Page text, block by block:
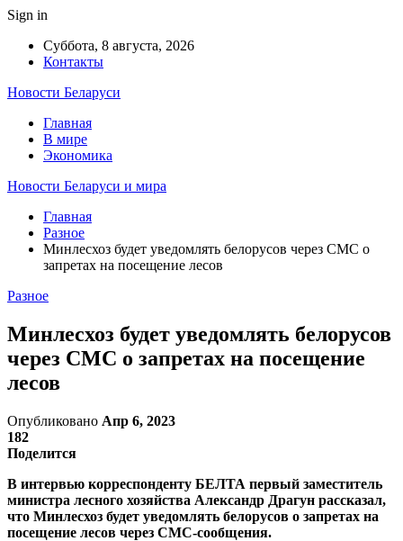
Sign in
Суббота, 8 августа, 2026
Контакты
Новости Беларуси
Главная
В мире
Экономика
Новости Беларуси и мира
Главная
Разное
Минлесхоз будет уведомлять белорусов через СМС о
запретах на посещение лесов
Разное
Минлесхоз будет уведомлять белорусов
через СМС о запретах на посещение
лесов
Опубликовано Апр 6, 2023
182
Поделится
В интервью корреспонденту БЕЛТА первый заместитель
министра лесного хозяйства Александр Драгун рассказал,
что Минлесхоз будет уведомлять белорусов о запретах на
посещение лесов через СМС-сообщения.